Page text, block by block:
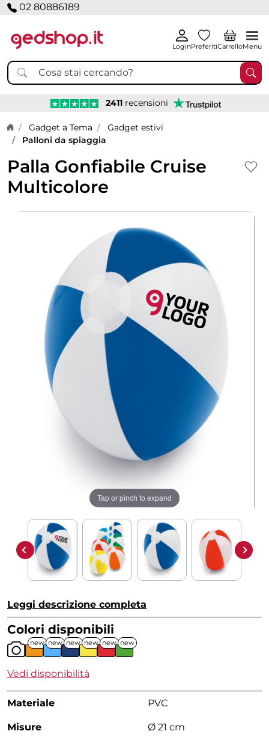
02 80886189
LoginPreferitiCarrelloMenu
2411 recensioni
Home page
Gadget a Tema
Gadget estivi
Palloni da spiaggia
Palla Gonfiabile Cruise
Multicolore
Tap or pinch to expand
Leggi descrizione completa
Colori disponibili
new new new new new new
Vedi disponibilità
Materiale PVC
Misure Ø 21 cm